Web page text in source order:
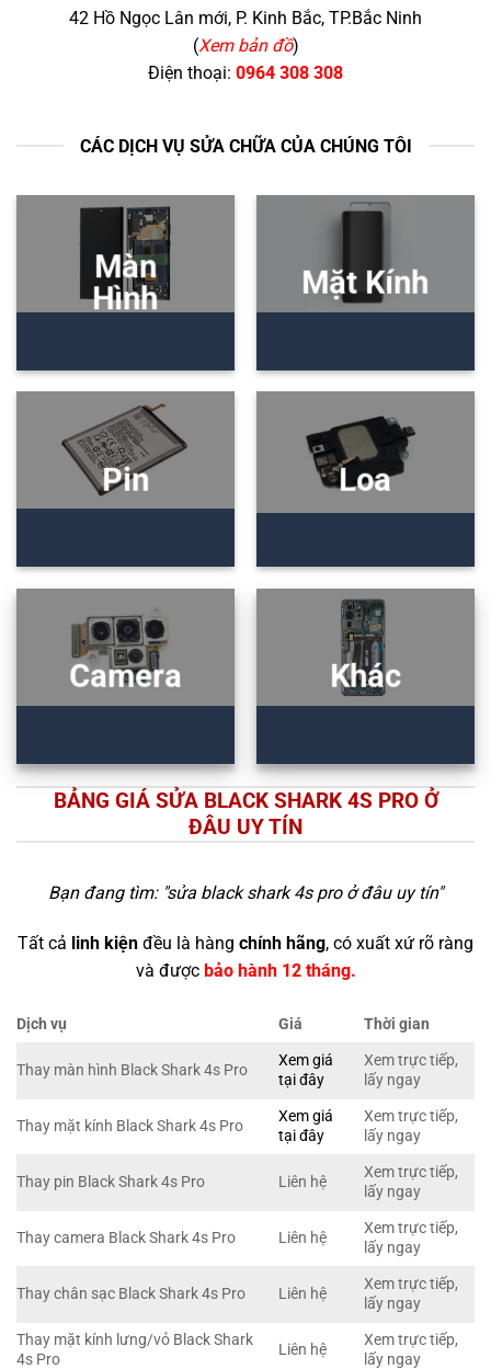
42 Hồ Ngọc Lân mới, P. Kinh Bắc, TP.Bắc Ninh
(Xem bản đồ)
Điện thoại: 0964 308 308
CÁC DỊCH VỤ SỬA CHỮA CỦA CHÚNG TÔI
Màn
Hình
Mặt Kính
Pin Loa
Camera Khác
BẢNG GIÁ SỬA BLACK SHARK 4S PRO Ở
ĐÂU UY TÍN
Bạn đang tìm: "sửa black shark 4s pro ở đâu uy tín"
Tất cả linh kiện đều là hàng chính hãng, có xuất xứ rõ ràng
và được bảo hành 12 tháng.
Dịch vụ Giá Thời gian
Thay màn hình Black Shark 4s Pro
Xem giá
tại đây
Xem trực tiếp,
lấy ngay
Thay mặt kính Black Shark 4s Pro
Xem giá
tại đây
Xem trực tiếp,
lấy ngay
Thay pin Black Shark 4s Pro Liên hệ
Xem trực tiếp,
lấy ngay
Thay camera Black Shark 4s Pro Liên hệ
Xem trực tiếp,
lấy ngay
Thay chân sạc Black Shark 4s Pro Liên hệ
Xem trực tiếp,
lấy ngay
Thay mặt kính lưng/vỏ Black Shark
4s Pro
Liên hệ
Xem trực tiếp,
lấy ngay